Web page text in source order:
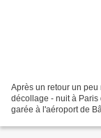
Après un retour un
décollage - nuit à Paris
garée à l'aéroport de